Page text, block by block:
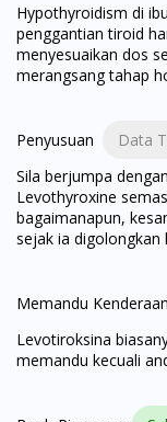
No,
Hypothyroidism di
penggantian tiroid
menyesuaikan dos
merangsang tahap
Penyusuan
Data
Sila berjumpa
Levothyroxine
bagaimanapun,
sejak ia digolongkan
Memandu Kenderaan
Levotiroksina
memandu kecuali